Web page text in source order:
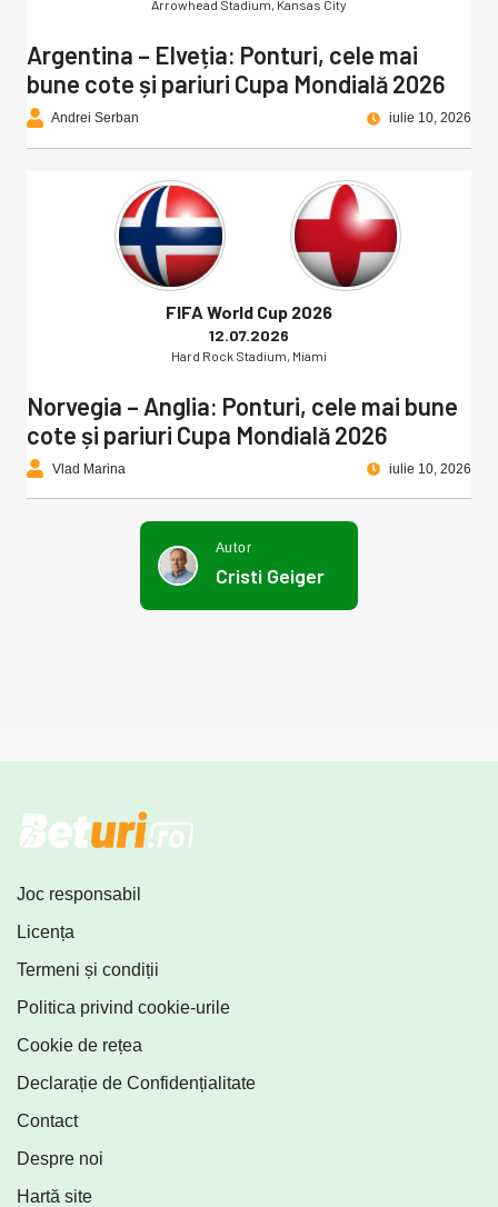
Arrowhead Stadium, Kansas City
Argentina – Elveția: Ponturi, cele mai
bune cote și pariuri Cupa Mondială 2026
Andrei Serban iulie 10, 2026
FIFA World Cup 2026
12.07.2026
Hard Rock Stadium, Miami
Norvegia – Anglia: Ponturi, cele mai bune
cote și pariuri Cupa Mondială 2026
Vlad Marina iulie 10, 2026
Autor
Cristi Geiger
Joc responsabil
Licența
Termeni și condiții
Politica privind cookie-urile
Cookie de rețea
Declarație de Confidențialitate
Contact
Despre noi
Hartă site